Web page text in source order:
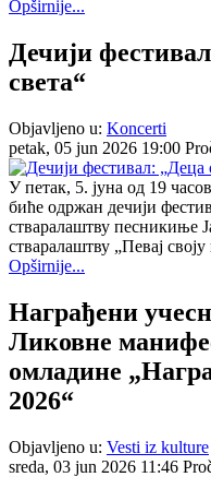
Opširnije...
Дечији
света“
Objavljeno u: Koncerti
petak, 05 jun 2026 19:00
У петак, 5. јуна од 19
биће одржан дечији
стваралаштву песникиње
стваралаштву „Певај
Opširnije...
Награђени
Ликовне
омладине
2026“
Objavljeno u: Vesti iz kulture
sreda, 03 jun 2026 11:46